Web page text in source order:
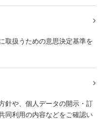

取扱うための意思決定基準を

針や、個人データの開示・訂
同利用の内容などをご確認い